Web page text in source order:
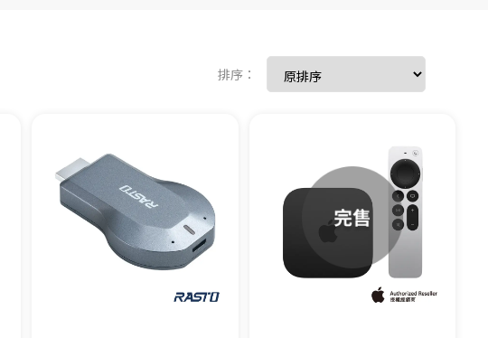
排序：